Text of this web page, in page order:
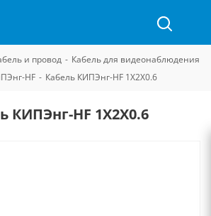
и провод - Кабель для видеонаблюдения
HF - Кабель КИПЭнг-HF 1Х2Х0.6
КИПЭнг-HF 1Х2Х0.6